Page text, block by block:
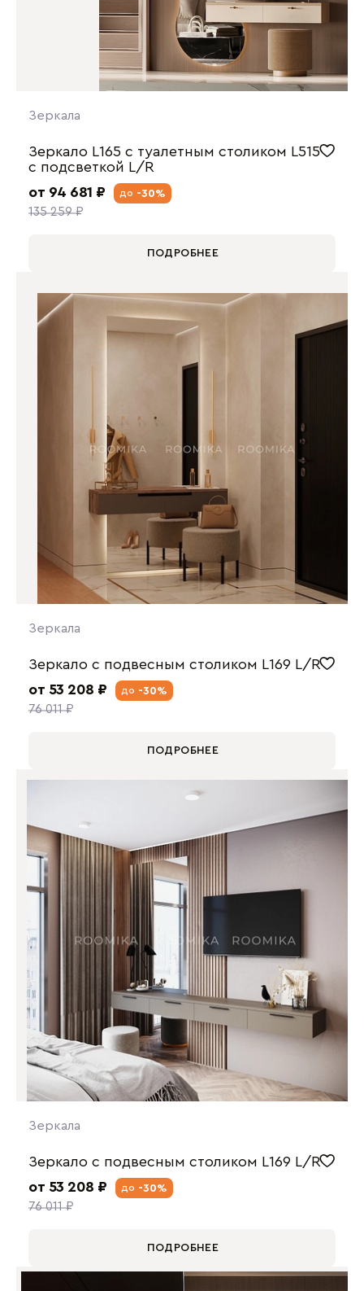
Зеркала
Зеркало L165 с туалетным столиком L515
с подсветкой L/R
от 94 681 ₽
135 259 ₽
до -30%
ПОДРОБНЕЕ
Зеркала
Зеркало с подвесным столиком L169 L/R
от 53 208 ₽
76 011 ₽
до -30%
ПОДРОБНЕЕ
Зеркала
Зеркало с подвесным столиком L169 L/R
от 53 208 ₽
76 011 ₽
до -30%
ПОДРОБНЕЕ